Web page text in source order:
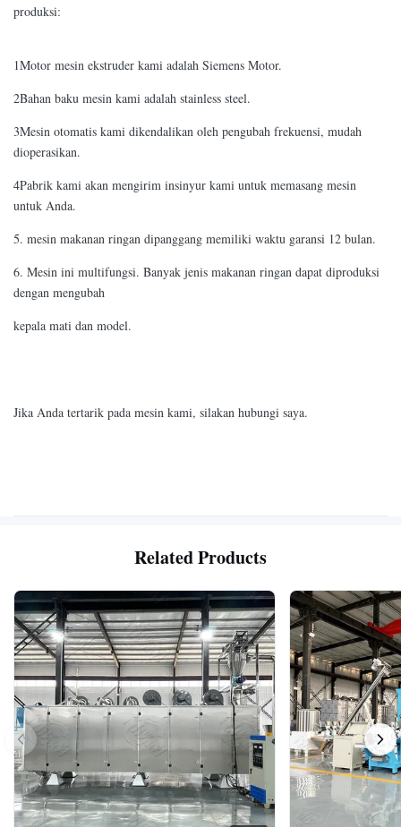
produksi:
1Motor mesin ekstruder kami adalah Siemens Motor.
2Bahan baku mesin kami adalah stainless steel.
3Mesin otomatis kami dikendalikan oleh pengubah frekuensi, mudah
dioperasikan.
4Pabrik kami akan mengirim insinyur kami untuk memasang mesin
untuk Anda.
5. mesin makanan ringan dipanggang memiliki waktu garansi 12 bulan.
6. Mesin ini multifungsi. Banyak jenis makanan ringan dapat diproduksi
dengan mengubah
kepala mati dan model.
Jika Anda tertarik pada mesin kami, silakan hubungi saya.
Related Products